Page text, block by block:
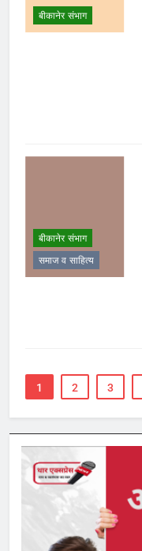
बीकानेर संभाग
बीकानेर संभाग
समाज व साहित्य
1 2 3